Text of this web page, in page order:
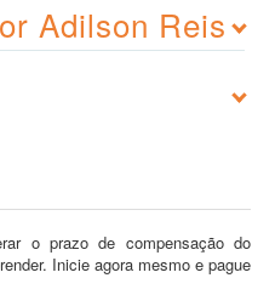
Adilson Reis
o prazo de compensação do
Inicie agora mesmo e pague